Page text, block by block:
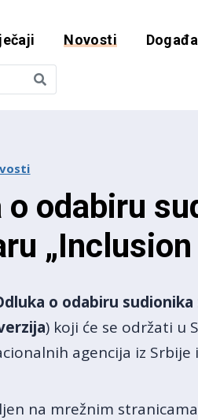
Novosti
o odabiru
o odabiru
) koji će se održati u
agencija iz Srbije
na mrežnim